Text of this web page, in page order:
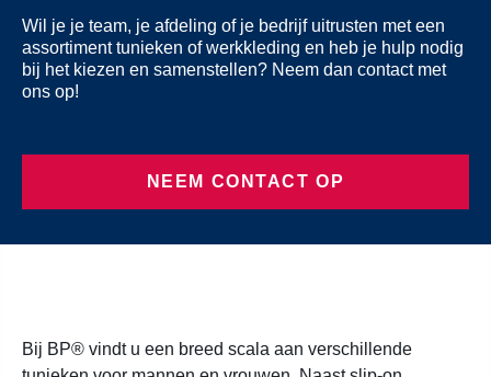
Wil je je team, je afdeling of je bedrijf uitrusten met een
assortiment tunieken of werkkleding en heb je hulp nodig
bij het kiezen en samenstellen? Neem dan contact met
ons op!
NEEM CONTACT OP
Bij BP® vindt u een breed scala aan verschillende